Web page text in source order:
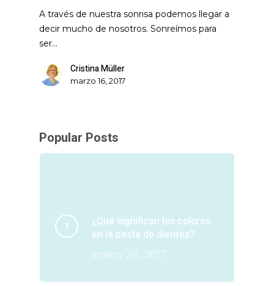
A través de nuestra sonrisa podemos llegar a
decir mucho de nosotros. Sonreímos para
ser…
Cristina Müller
marzo 16, 2017
Popular Posts
¿Qué significan los colores
en la pasta de dientes?
enero 26, 2017